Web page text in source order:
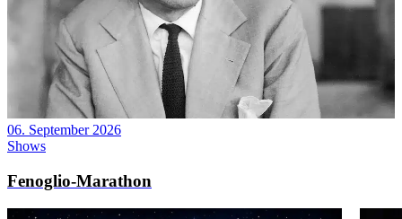
06. September 2026
Shows
Fenoglio-Marathon